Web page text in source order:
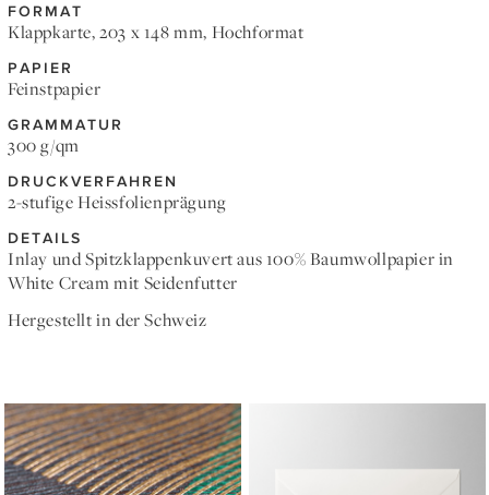
FORMAT
Klappkarte, 203 x 148 mm, Hochformat
PAPIER
Feinstpapier
GRAMMATUR
300 g/qm
DRUCKVERFAHREN
2-stufige Heissfolienprägung
DETAILS
Inlay und Spitzklappenkuvert aus 100% Baumwollpapier in
White Cream mit Seidenfutter
Hergestellt in der Schweiz